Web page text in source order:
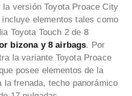
versión Toyota Proace City
elementos tales como
Toyota Touch 2 de 8
bizona y 8 airbags. Por
la variante Toyota Proace
posee elementos de la
la frenada, techo panorámico